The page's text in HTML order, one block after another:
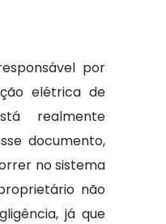
por
elétrica de
realmente
documento,
no sistema
não
já que